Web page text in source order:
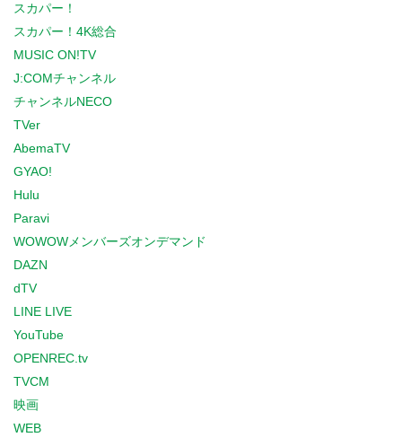
スカパー！
スカパー！4K総合
MUSIC ON!TV
J:COMチャンネル
チャンネルNECO
TVer
AbemaTV
GYAO!
Hulu
Paravi
WOWOWメンバーズオンデマンド
DAZN
dTV
LINE LIVE
YouTube
OPENREC.tv
TVCM
映画
WEB